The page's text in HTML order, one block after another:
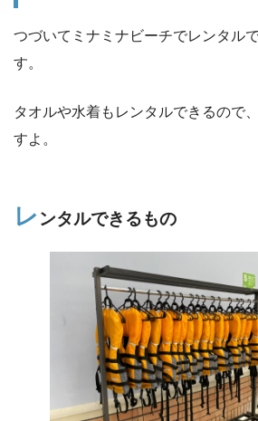
つづいてミナミナビーチでレンタル
す。
タオルや水着もレンタルできるので
すよ。
レ ンタルできるもの